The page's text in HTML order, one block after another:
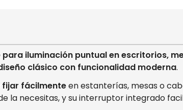
iluminación puntual en escritorios,
clásico con funcionalidad moderna.
fijar fácilmenteen estanterías, mesas o
la necesitas, y su interruptor integrado